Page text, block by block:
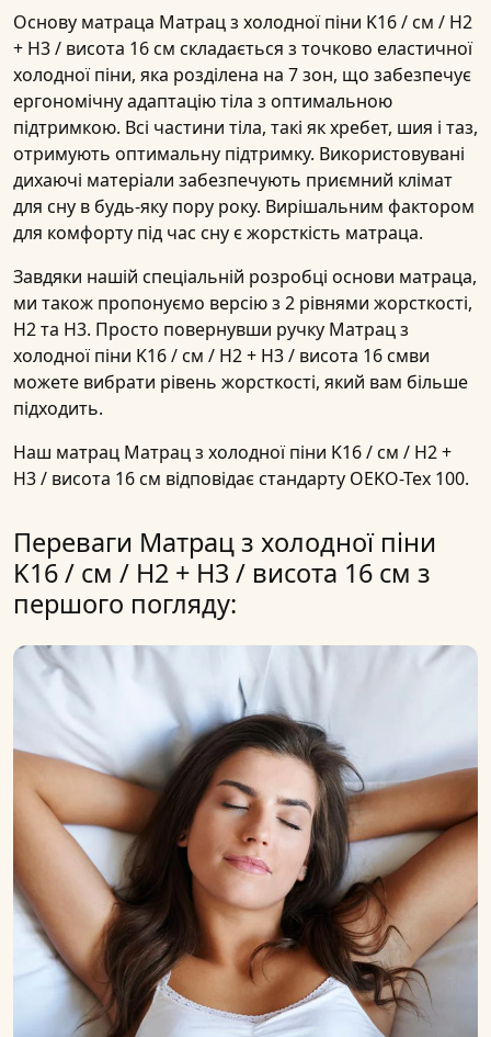
Основу матраца Матрац з холодної піни K16 / см / H2
+ H3 / висота 16 см складається з точково еластичної
холодної піни, яка розділена на 7 зон, що забезпечує
ергономічну адаптацію тіла з оптимальною
підтримкою. Всі частини тіла, такі як хребет, шия і таз,
отримують оптимальну підтримку. Використовувані
дихаючі матеріали забезпечують приємний клімат
для сну в будь-яку пору року. Вирішальним фактором
для комфорту під час сну єжорсткість матраца.
Завдяки нашій спеціальній розробці основи матраца,
ми також пропонуємо версію з 2 рівнями жорсткості,
H2 та H3. Просто повернувши ручку Матрац з
холодної піни K16 / см / H2 + H3 / висота 16 смви
можете вибрати рівень жорсткості, який вам більше
підходить.
Наш матрац Матрац з холодної піни K16 / см / H2 +
H3 / висота 16 см відповідає стандарту OEKO-Tex 100.
Переваги Матрац з холодної піни
K16 / см / H2 + H3 / висота 16 см з
першого погляду: